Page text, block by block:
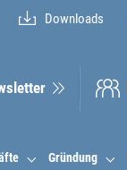
Gründung
Downloads